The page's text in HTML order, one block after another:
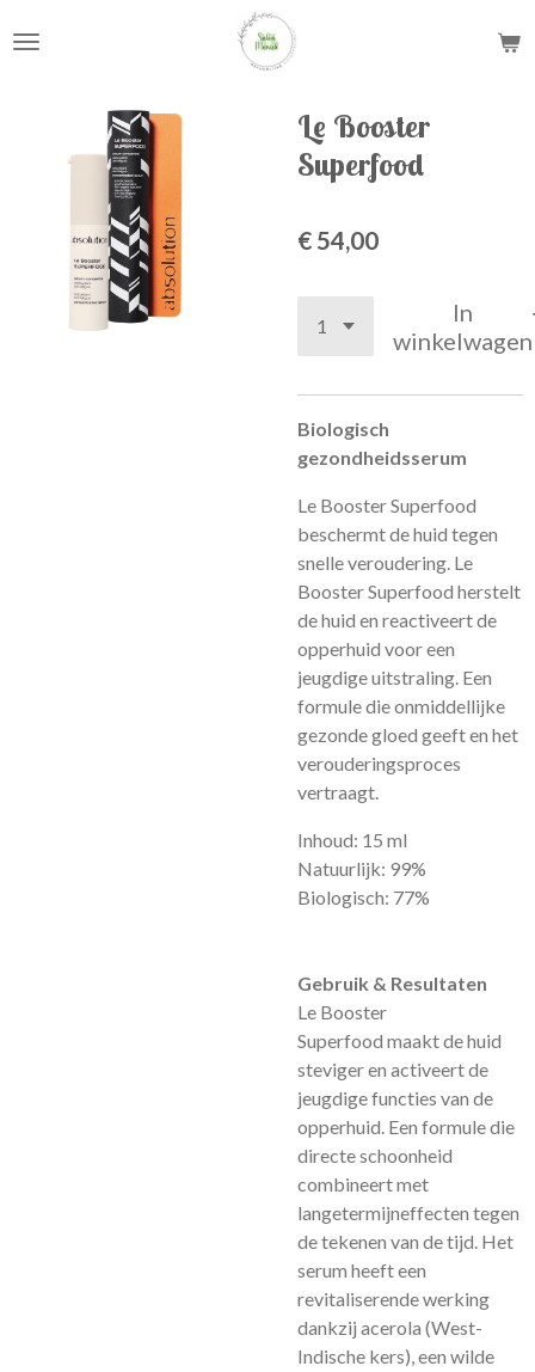
direct
hoofdinhoud
Le Booster
Superfood
€ 54,00
In
winkelwagen
Biologisch
gezondheidsserum
Le Booster Superfood
beschermt de huid tegen
snelle veroudering. Le
Booster Superfood herstelt
de huid en reactiveert de
opperhuid voor een
jeugdige uitstraling. Een
formule die onmiddellijke
gezonde gloed geeft en het
verouderingsproces
vertraagt.
Inhoud: 15 ml
Natuurlijk: 99%
Biologisch: 77%
Gebruik & Resultaten
Le Booster
Superfood maakt de huid
steviger en activeert de
jeugdige functies van de
opperhuid. Een formule die
directe schoonheid
combineert met
langetermijneffecten tegen
de tekenen van de tijd. Het
serum heeft een
revitaliserende werking
dankzij acerola (West-
Indische kers), een wilde